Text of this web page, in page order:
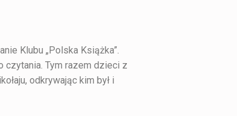
Klubu „Polska Książka”.
Tym razem dzieci z
odkrywając kim był i